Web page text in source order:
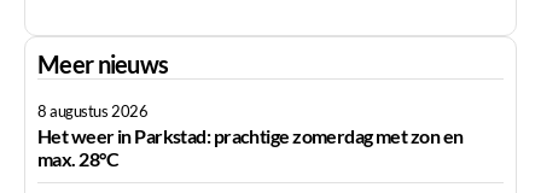
Meer nieuws
8 augustus 2026
Het weer in Parkstad: prachtige zomerdag met zon en
max. 28°C